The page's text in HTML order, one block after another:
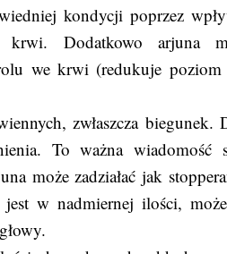
kondycji poprzez
Dodatkowo arjuna
we krwi (redukuje
zwłaszcza biegunek.
To ważna wiadomość
może zadziałać jak
jest w nadmiernej ilości,